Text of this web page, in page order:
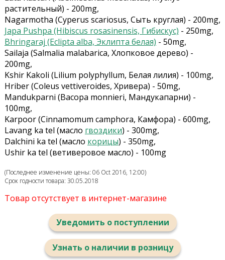
растительный) - 200mg,
Nagarmotha (Сyperus scariosus, Сыть круглая) - 200mg,
Japa Pushpa (Hibiscus rosasinensis, Гибискус) - 250mg,
Bhringaraj (Eclipta alba, Эклипта белая) - 50mg,
Sailaja (Salmalia malabarica, Хлопковое дерево) -
200mg,
Kshir Kakoli (Lilium polyphyllum, Белая лилия) - 100mg,
Hriber (Coleus vettiveroides, Хривера) - 50mg,
Mandukparni (Bacopa monnieri, Мандукапарни) -
100mg,
Karpoor (Cinnamomum camphora, Камфора) - 600mg,
Lavang ka tel (масло гвоздики) - 300mg,
Dalchini ka tel (масло корицы) - 350mg,
Ushir ka tel (ветиверовое масло) - 100mg
(Последнее изменение цены: 06 Oct 2016, 12:00)
Срок годности товара: 30.05.2018
Товар отсутствует в интернет-магазине
Уведомить о поступлении
Узнать о наличии в розницу